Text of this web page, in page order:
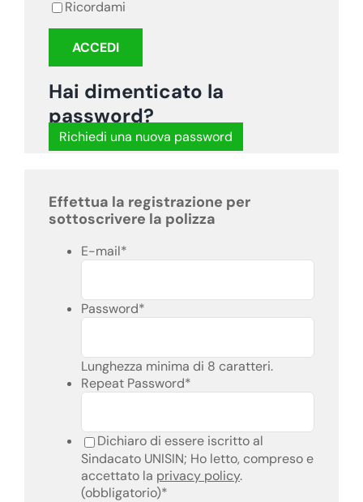
Ricordami
Hai dimenticato la
password?
Richiedi una nuova password
Effettua la registrazione per
sottoscrivere la polizza
E-mail*
Password*
Lunghezza minima di 8 caratteri.
Repeat Password*
Dichiaro di essere iscritto al
Sindacato UNISIN; Ho letto, compreso e
accettato la privacy policy.
(obbligatorio)*